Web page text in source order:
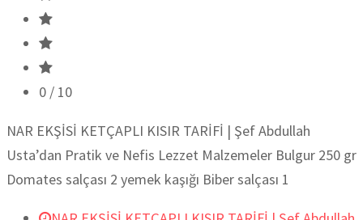
0 / 10
NAR EKŞİSİ KETÇAPLI KISIR TARİFİ | Şef Abdullah
Usta’dan Pratik ve Nefis Lezzet Malzemeler Bulgur 250 gr
Domates salçası 2 yemek kaşığı Biber salçası 1